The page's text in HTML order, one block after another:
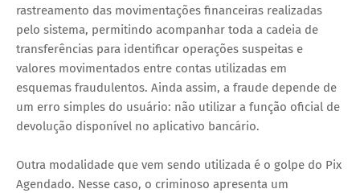
rastreamento das movimentações financeiras realizadas
pelo sistema, permitindo acompanhar toda a cadeia de
transferências para identificar operações suspeitas e
valores movimentados entre contas utilizadas em
esquemas fraudulentos. Ainda assim, a fraude depende de
um erro simples do usuário: não utilizar a função oficial de
devolução disponível no aplicativo bancário.
Outra modalidade que vem sendo utilizada é o golpe do Pix
Agendado. Nesse caso, o criminoso apresenta um